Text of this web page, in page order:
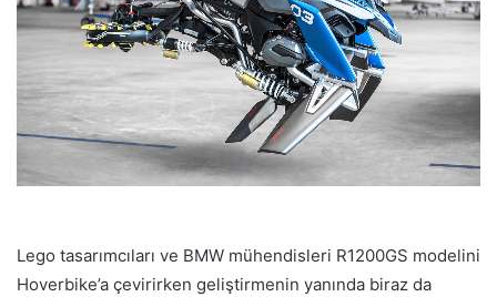
Lego tasarımcıları ve BMW mühendisleri R1200GS modelini
Hoverbike’a çevirirken geliştirmenin yanında biraz da